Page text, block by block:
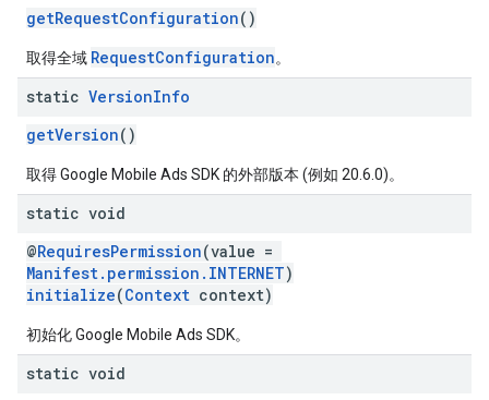
getRequestConfiguration()
取得全域 RequestConfiguration。
static VersionInfo
getVersion()
取得 Google Mobile Ads SDK 的外部版本 (例如 20.6.0)。
static void
@RequiresPermission(value =
Manifest.permission.INTERNET)
initialize(Context context)
初始化 Google Mobile Ads SDK。
static void